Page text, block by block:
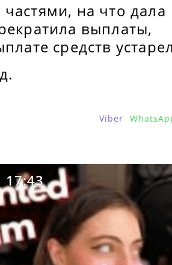
на что дала
выплаты,
средств
Viber
17:43